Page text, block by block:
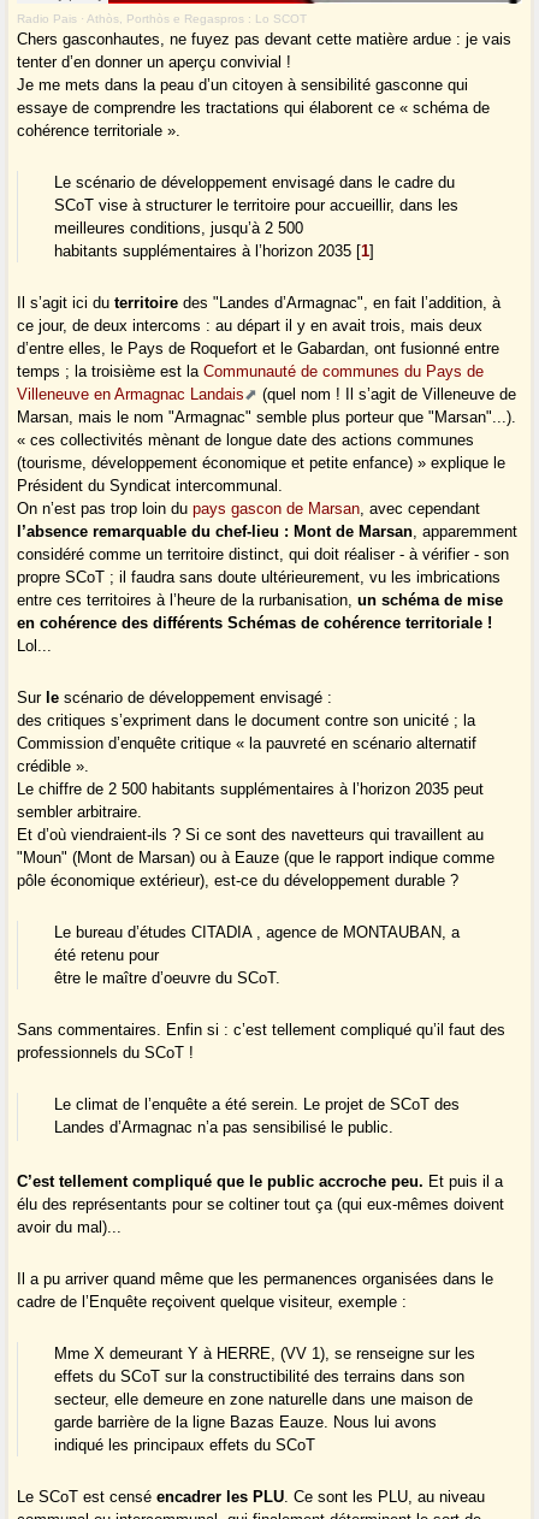
Radio Pais · Athòs, Porthòs e Regaspros : Lo SCOT
Chers gasconhautes, ne fuyez pas devant cette matière ardue : je vais
tenter d’en donner un aperçu convivial !
Je me mets dans la peau d’un citoyen à sensibilité gasconne qui
essaye de comprendre les tractations qui élaborent ce « schéma de
cohérence territoriale ».
Le scénario de développement envisagé dans le cadre du
SCoT vise à structurer le territoire pour accueillir, dans les
meilleures conditions, jusqu’à 2 500
habitants supplémentaires à l’horizon 2035 [1]
Il s’agit ici duterritoire des "Landes d’Armagnac", en fait l’addition, à
ce jour, de deux intercoms : au départ il y en avait trois, mais deux
d’entre elles, le Pays de Roquefort et le Gabardan, ont fusionné entre
temps ; la troisième est laCommunauté de communes du Pays de
Villeneuve en Armagnac Landais
(quel nom ! Il s’agit de Villeneuve de
Marsan, mais le nom "Armagnac" semble plus porteur que "Marsan"...).
« ces collectivités mènant de longue date des actions communes
(tourisme, développement économique et petite enfance) » explique le
Président du Syndicat intercommunal.
On n’est pas trop loin dupays gascon de Marsan, avec cependant
l’absence remarquable du chef-lieu : Mont de Marsan, apparemment
considéré comme un territoire distinct, qui doit réaliser - à vérifier - son
propre SCoT ; il faudra sans doute ultérieurement, vu les imbrications
entre ces territoires à l’heure de la rurbanisation,un schéma de mise
en cohérence des différents Schémas de cohérence territoriale !
Lol...
Sur le scénario de développement envisagé :
des critiques s’expriment dans le document contre son unicité ; la
Commission d’enquête critique « la pauvreté en scénario alternatif
crédible ».
Le chiffre de 2 500 habitants supplémentaires à l’horizon 2035 peut
sembler arbitraire.
Et d’où viendraient-ils ? Si ce sont des navetteurs qui travaillent au
"Moun" (Mont de Marsan) ou à Eauze (que le rapport indique comme
pôle économique extérieur), est-ce du développement durable ?
Le bureau d’études CITADIA , agence de MONTAUBAN, a
été retenu pour
être le maître d’oeuvre du SCoT.
Sans commentaires. Enfin si : c’est tellement compliqué qu’il faut des
professionnels du SCoT !
Le climat de l’enquête a été serein. Le projet de SCoT des
Landes d’Armagnac n’a pas sensibilisé le public.
C’est tellement compliqué que le public accroche peu. Et puis il a
élu des représentants pour se coltiner tout ça (qui eux-mêmes doivent
avoir du mal)...
Il a pu arriver quand même que les permanences organisées dans le
cadre de l’Enquête reçoivent quelque visiteur, exemple :
Mme X demeurant Y à HERRE, (VV 1), se renseigne sur les
effets du SCoT sur la constructibilité des terrains dans son
secteur, elle demeure en zone naturelle dans une maison de
garde barrière de la ligne Bazas Eauze. Nous lui avons
indiqué les principaux effets du SCoT
Le SCoT est censéencadrer les PLU. Ce sont les PLU, au niveau